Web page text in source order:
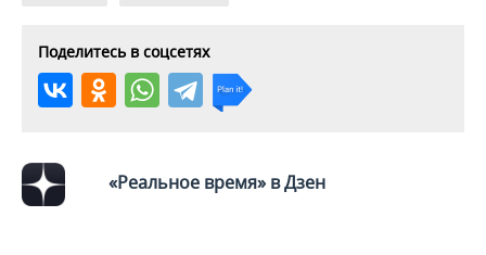
Поделитесь в соцсетях
«Реальное время» в Дзен